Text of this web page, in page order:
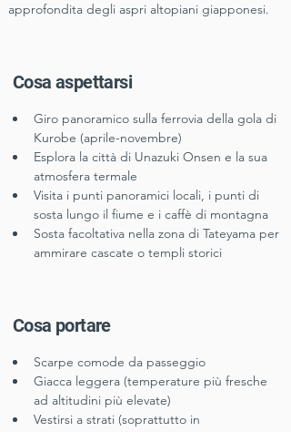
approfondita degli aspri altopiani giapponesi.
​Cosa aspettarsi
Giro panoramico sulla ferrovia della gola di
Kurobe (aprile-novembre)
Esplora la città di Unazuki Onsen e la sua
atmosfera termale
Visita i punti panoramici locali, i punti di
sosta lungo il fiume e i caffè di montagna
Sosta facoltativa nella zona di Tateyama per
ammirare cascate o templi storici
Cosa portare
Scarpe comode da passeggio
Giacca leggera (temperature più fresche
ad altitudini più elevate)
Vestirsi a strati (soprattutto in